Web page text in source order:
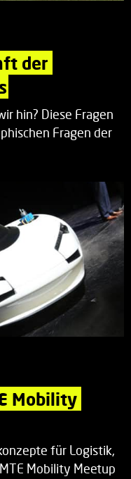
der
hin? Diese Fragen
Fragen der
Mobility
für Logistik,
Mobility Meetup